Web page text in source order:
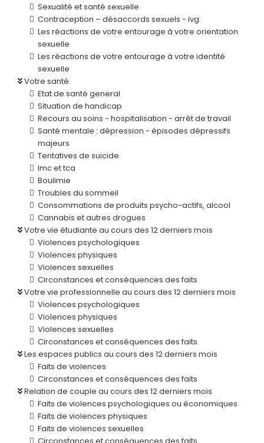
Sexualité et santé sexuelle
Contraception – désaccords sexuels - ivg
Les réactions de votre entourage à votre orientation
sexuelle
Les réactions de votre entourage à votre identité
sexuelle
Votre santé
Etat de santé general
Situation de handicap
Recours au soins - hospitalisation - arrêt de travail
Santé mentale : dépression - épisodes dépressifs
majeurs
Tentatives de suicide
Imc et tca
Boulimie
Troubles du sommeil
Consommations de produits psycho-actifs, alcool
Cannabis et autres drogues
Votre vie étudiante au cours des 12 derniers mois
Violences psychologiques
Violences physiques
Violences sexuelles
Circonstances et conséquences des faits
Votre vie professionnelle au cours des 12 derniers mois
Violences psychologiques
Violences physiques
Violences sexuelles
Circonstances et conséquences des faits
Les espaces publics au cours des 12 derniers mois
Faits de violences
Circonstances et conséquences des faits
Relation de couple au cours des 12 derniers mois
Faits de violences psychologiques ou économiques
Faits de violences physiques
Faits de violences sexuelles